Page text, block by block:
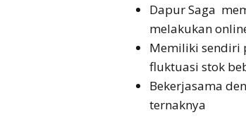
Dapur Saga
melakukan
Memiliki sendiri
fluktuasi stok
Bekerjasama
ternaknya